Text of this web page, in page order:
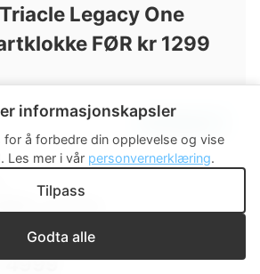
Legacy One
FØR kr 1299
serien
vaskemaskin FØR kr
4999
informasjonskapsler
for å forbedre din opplevelse og vise
Les mer i vår personvernerklæring.
Godta alle
Tilpass